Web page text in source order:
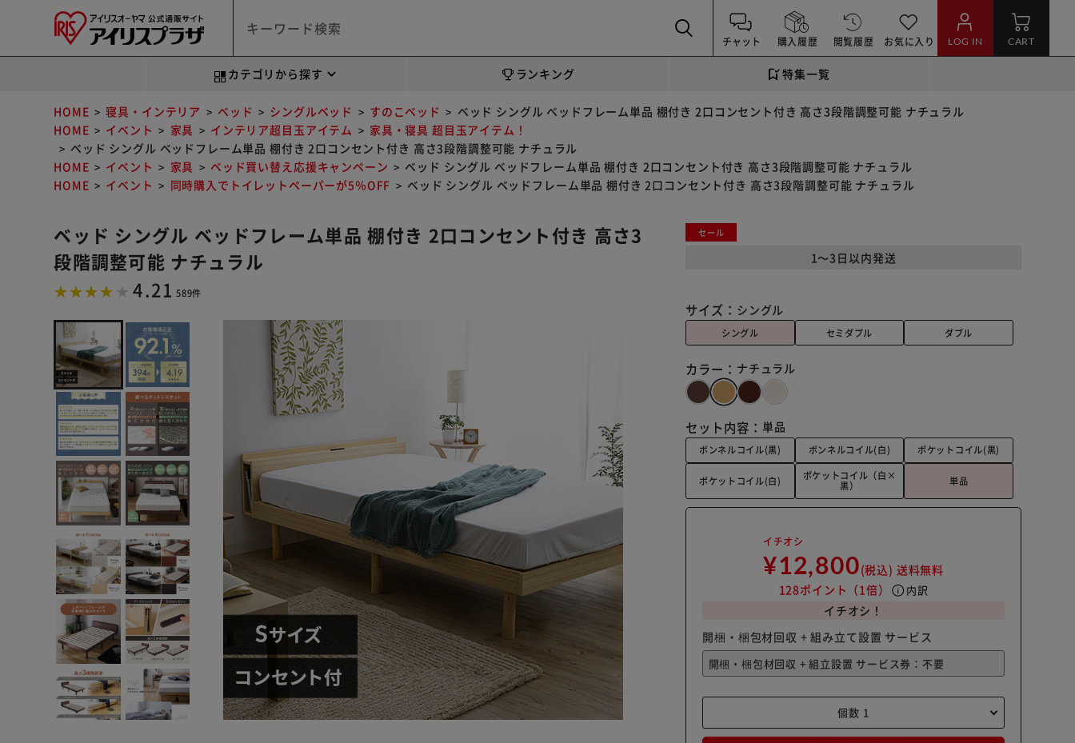
チャット 購入履歴 閲覧履歴 お気に入り LOG IN CART
カテゴリから探す ランキング 特集一覧
HOME 寝具・インテリア ベッド シングルベッド すのこベッド
ベッド シングル ベッドフレーム単品 棚付き 2口コンセント付き 高さ3段階調整可能 ナチュラル
HOME
イベント 家具 インテリア超目玉アイテム
家具・寝具 超目玉アイテム！
ベッド シングル ベッドフレーム単品 棚付き 2口コンセント付き 高さ3段階調整可能 ナチュラル
HOME
イベント 家具 ベッド買い替え応援キャンペーン
ベッド シングル ベッドフレーム単品 棚付き 2口コンセント付き 高さ3段階調整可能 ナチュラル
HOME
イベント 同時購入でトイレットペーパーが5％OFF ベッド シングル ベッドフレーム単品 棚付き 2口コンセント付き 高さ3段階調整可能 ナチュラル
ベッド シングル ベッドフレーム単品 棚付き 2口コンセント付き 高さ3
段階調整可能 ナチュラル
4.21 589件
セール
1～3日以内発送
サイズ： シングル
シングル セミダブル ダブル
カラー： ナチュラル
セット内容： 単品
ボンネルコイル(黒) ボンネルコイル(白) ポケットコイル(黒)
ポケットコイル(白)
ポケットコイル（白×
黒）
単品
イチオシ
¥12,800(税込) 送料無料
128ポイント （1倍） info 内訳
イチオシ！
開梱・梱包材回収 + 組み立て設置 サービス